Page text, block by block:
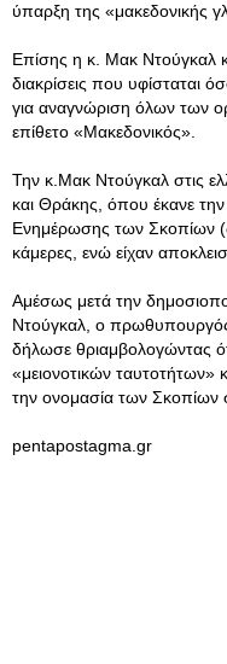
ύπαρξη της «μακεδονικής
Επίσης η κ. Μακ Ντούγκαλ
διακρίσεις που υφίσταται
για αναγνώριση όλων των
επίθετο «Μακεδονικός».
Την κ.Μακ Ντούγκαλ στις
και Θράκης, όπου έκανε
Ενημέρωσης των Σκοπίων
κάμερες, ενώ είχαν
Αμέσως μετά την
Ντούγκαλ, ο
δήλωσε θριαμβολογώντας
«μειονοτικών ταυτοτήτων»
την ονομασία των Σκοπίων
pentapostagma.gr